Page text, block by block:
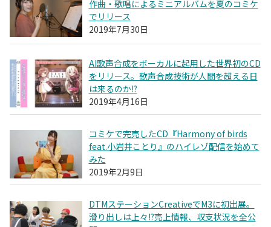
作曲・歌唱によるミニアルバムを夏のコミケ
でリリース
2019年7月30日
AI歌声合成をボーカルに起用した世界初のCD
をリリース。歌声合成技術が人間を超える日
は来るのか!?
2019年4月16日
コミケで完売したCD『Harmony of birds
feat.小岩井ことり』のハイレゾ配信を始めて
みた
2019年2月9日
DTMステーションCreativeでM3に初出展。
滑り出しは上々!?売上情報、収支状況を全公